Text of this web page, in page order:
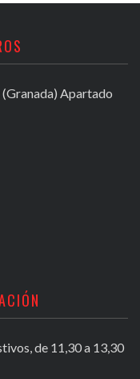
Apartado
de 11,30 a 13,30